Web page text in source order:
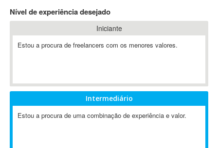
802.11
A&P
A2Billing
ABAP
ABBYY FineReader
Nível de experiência desejado
Iniciante
Estou a procura de freelancers com os menores valores.
Intermediário
Estou a procura de uma combinação de experiência e valor.